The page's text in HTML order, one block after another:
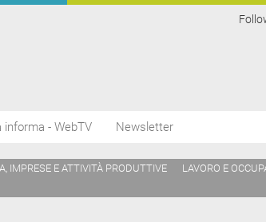
informa - WebTV Newsletter
IMPRESE E ATTIVITÀ PRODUTTIVE LAVORO E